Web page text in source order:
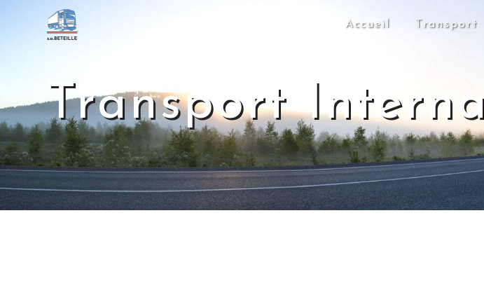
Panneau de gestion des cookies
Accueil Transport
Transport